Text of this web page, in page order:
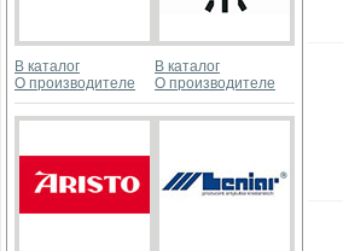
В каталог
О производителе
В каталог
О производителе